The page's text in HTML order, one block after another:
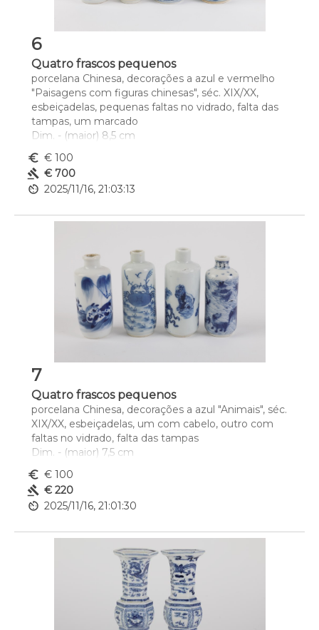
6
Quatro frascos pequenos
porcelana Chinesa, decorações a azul e vermelho
"Paisagens com figuras chinesas", séc. XIX/XX,
esbeiçadelas, pequenas faltas no vidrado, falta das
tampas, um marcado
Dim. - (maior) 8,5 cm
euro_symbol € 100
gavel € 700
av_timer 2025/11/16, 21:03:13
7
Quatro frascos pequenos
porcelana Chinesa, decorações a azul "Animais", séc.
XIX/XX, esbeiçadelas, um com cabelo, outro com
faltas no vidrado, falta das tampas
Dim. - (maior) 7,5 cm
euro_symbol € 100
gavel € 220
av_timer 2025/11/16, 21:01:30